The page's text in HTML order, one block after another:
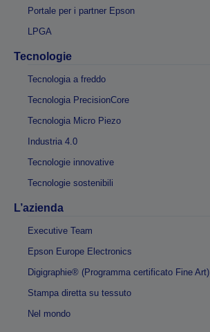
Portale per i partner Epson
LPGA
Tecnologie
Tecnologia a freddo
Tecnologia PrecisionCore
Tecnologia Micro Piezo
Industria 4.0
Tecnologie innovative
Tecnologie sostenibili
L’azienda
Executive Team
Epson Europe Electronics
Digigraphie® (Programma certificato Fine Art)
Stampa diretta su tessuto
Nel mondo